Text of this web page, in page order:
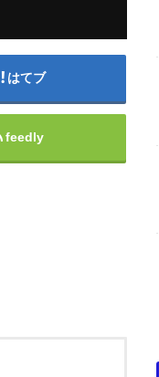
はてブ
feedly